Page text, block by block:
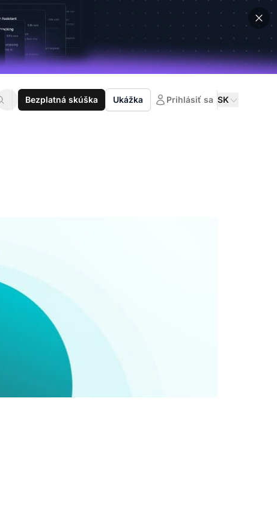
Bezplatná skúška Ukážka Prihlásiť sa SK